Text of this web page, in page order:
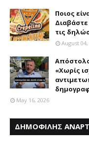
Ποιος
τις
August 04,
«Χωρίς
May 16, 2026
ΔΗΜΟΦΙΛΗΣ